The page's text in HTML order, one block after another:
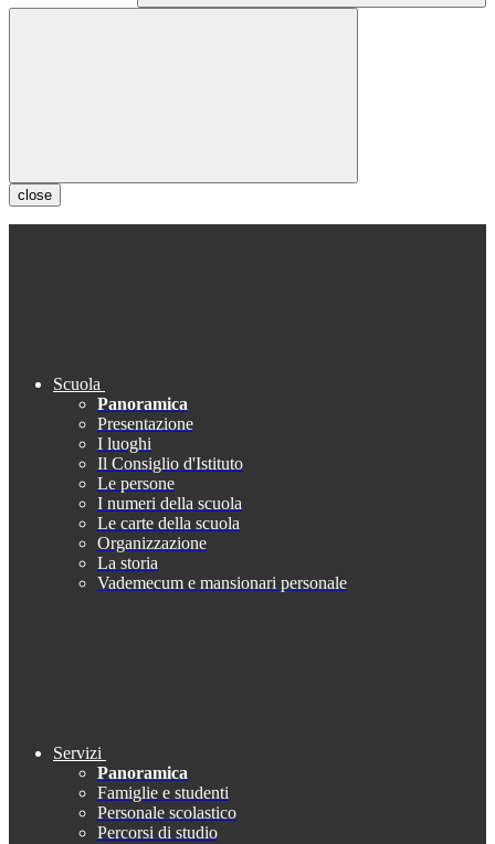
close
Scuola
Panoramica
Presentazione
I luoghi
Il Consiglio d'Istituto
Le persone
I numeri della scuola
Le carte della scuola
Organizzazione
La storia
Vademecum e mansionari personale
Servizi
Panoramica
Famiglie e studenti
Personale scolastico
Percorsi di studio